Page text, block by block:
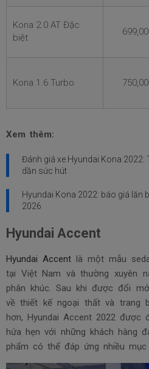
Kona 2.0 AT Đặc
biệt
Kona 1.6 Turbo
Xem thêm:
Đánh giá xe Hyundai Kona
dần sức hút
Hyundai Kona 2022: báo giá lăn
2026
Hyundai Accent
Hyundai Accent là một mẫu
tại Việt Nam và thường xuyên
phân khúc. Sau khi được đổi
về thiết kế ngoại thất và trang
hơn, Hyundai Accent 2022
hứa hẹn với những khách hàng
phẩm có thể đáp ứng nhiều